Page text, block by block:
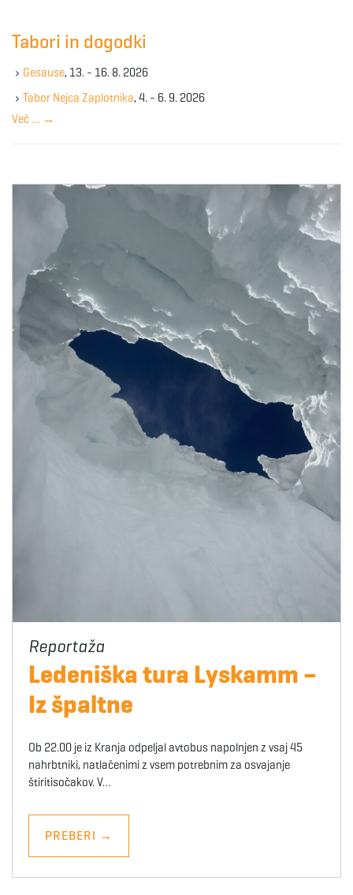
e
y
w
r
Tabori in dogodki
Gesause, 13. - 16. 8. 2026
Tabor Nejca Zaplotnika, 4. - 6. 9. 2026
Več … →
Ledeniška tura Lyskamm –
Iz špaltne
Ob 22.00 je iz Kranja odpeljal avtobus napolnjen z vsaj 45
nahrbtniki, natlačenimi z vsem potrebnim za osvajanje
štiritisočakov. V…
PREBERI →